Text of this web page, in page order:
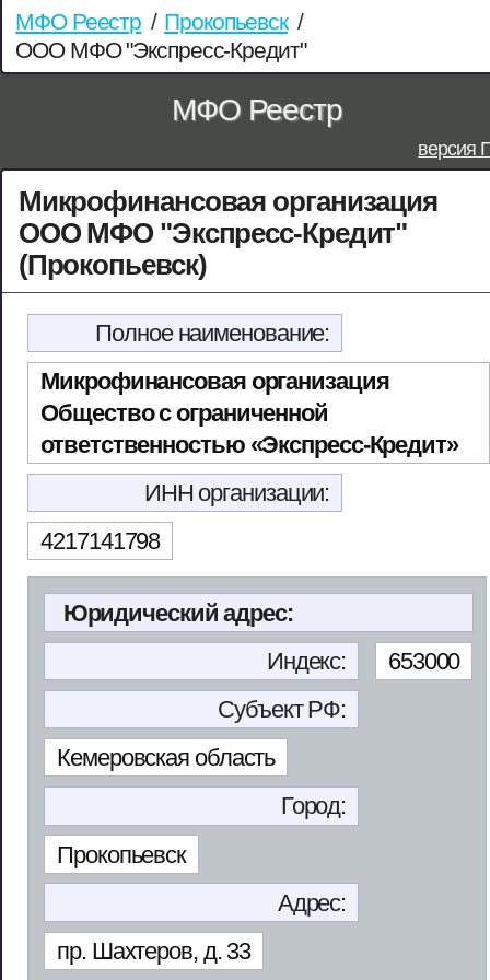
МФО Реестр / Прокопьевск /
ООО МФО "Экспресс-Кредит"
МФО Реестр
версия
Микрофинансовая организация
ООО МФО "Экспресс-Кредит"
(Прокопьевск)
Полное наименование:
Микрофинансовая организация
Общество с ограниченной
ответственностью «Экспресс-Кредит»
ИНН организации:
4217141798
Юридический адрес:
Индекс:
653000
Субъект РФ:
Кемеровская область
Город:
Прокопьевск
Адрес:
пр. Шахтеров, д. 33